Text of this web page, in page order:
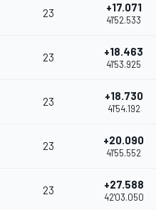
23 +17.071
41'52.533
23 +18.463
41'53.925
23 +18.730
41'54.192
23 +20.090
41'55.552
23 +27.588
42'03.050